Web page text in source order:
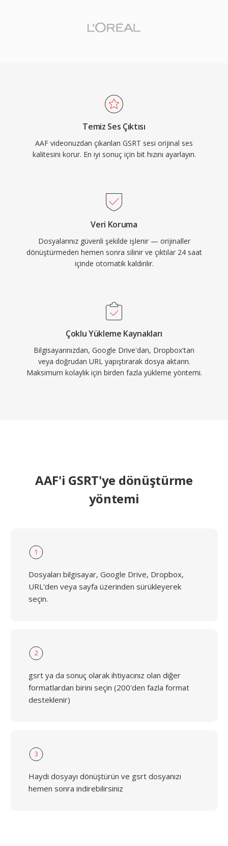
Temiz Ses Çıktısı
AAF videonuzdan çıkarılan GSRT sesi orijinal ses
kalitesini korur. En iyi sonuç için bit hızını ayarlayın.
Veri Koruma
Dosyalarınız güvenli şekilde işlenir — orijinaller
dönüştürmeden hemen sonra silinir ve çıktılar 24 saat
içinde otomatik kaldırılır.
Çoklu Yükleme Kaynakları
Bilgisayarınızdan, Google Drive'dan, Dropbox'tan
veya doğrudan URL yapıştırarak dosya aktarın.
Maksimum kolaylık için birden fazla yükleme yöntemi.
AAF'i GSRT'ye dönüştürme
yöntemi
1
Dosyaları bilgisayar, Google Drive, Dropbox,
URL'den veya sayfa üzerinden sürükleyerek
seçin.
2
gsrt ya da sonuç olarak ihtiyacınız olan diğer
formatlardan birini seçin (200'den fazla format
desteklenir)
3
Haydi dosyayı dönüştürün ve gsrt dosyanızı
hemen sonra indirebilirsiniz